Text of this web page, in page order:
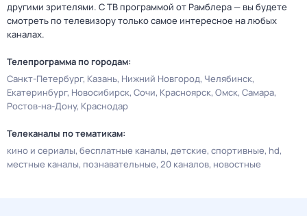
другими зрителями. С ТВ программой от Рамблера — вы будете
смотреть по телевизору только самое интересное на любых
каналах.
Телепрограмма по городам:
Санкт-Петербург Казань Нижний Новгород Челябинск
Екатеринбург Новосибирск Сочи Красноярск Омск Самара
Ростов-на-Дону Краснодар
Телеканалы по тематикам:
кино и сериалы бесплатные каналы детские спортивные hd
местные каналы познавательные 20 каналов новостные